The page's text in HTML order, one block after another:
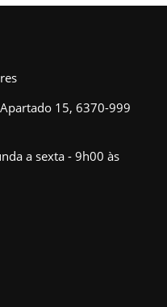
15, 6370-999
a sexta - 9h00 às